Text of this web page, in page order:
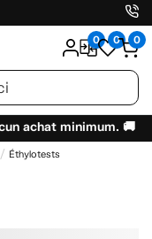
0 0 0
achat minimum. 🚚
Éthylotests